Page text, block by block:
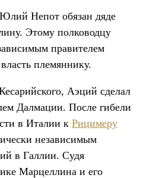
Непот обязан дяде
Этому полководцу
правителем
племяннику.
Аэций сделал
Далмации. После гибели
в Италии к Рицимеру
независимым
в Галлии. Судя
Марцеллина и его